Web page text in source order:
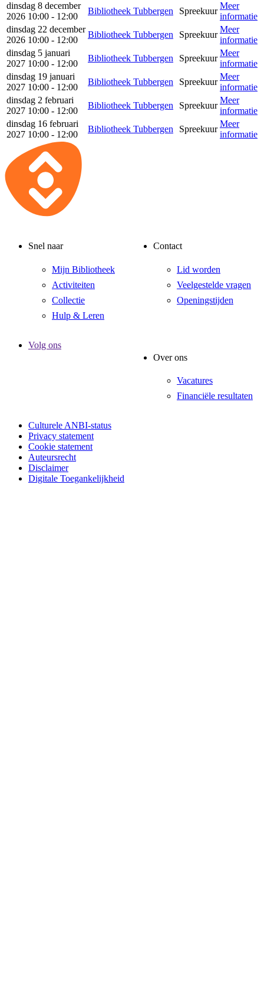
dinsdag 8 december
2026 10:00 - 12:00
Bibliotheek Tubbergen Spreekuur
Meer
informatie
dinsdag 22 december
2026 10:00 - 12:00
Bibliotheek Tubbergen Spreekuur
Meer
informatie
dinsdag 5 januari
2027 10:00 - 12:00
Bibliotheek Tubbergen Spreekuur
Meer
informatie
dinsdag 19 januari
2027 10:00 - 12:00
Bibliotheek Tubbergen Spreekuur
Meer
informatie
dinsdag 2 februari
2027 10:00 - 12:00
Bibliotheek Tubbergen Spreekuur
Meer
informatie
dinsdag 16 februari
2027 10:00 - 12:00
Bibliotheek Tubbergen Spreekuur
Meer
informatie
Snel naar
Mijn Bibliotheek
Activiteiten
Collectie
Hulp & Leren
Contact
Lid worden
Veelgestelde vragen
Openingstijden
Volg ons
Over ons
Vacatures
Financiële resultaten
Culturele ANBI-status
Privacy statement
Cookie statement
Auteursrecht
Disclaimer
Digitale Toegankelijkheid